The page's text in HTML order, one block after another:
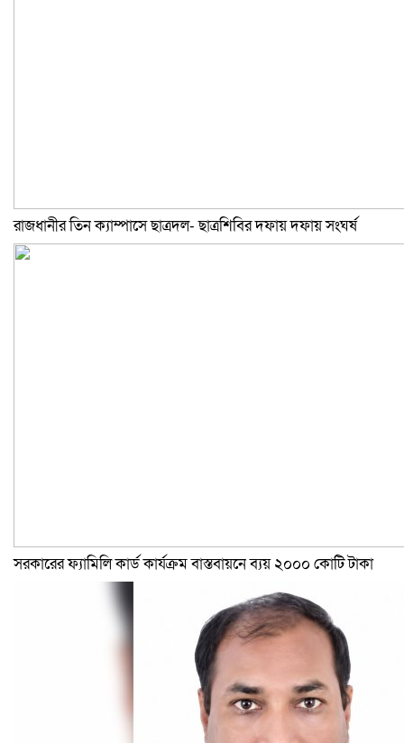
রাজধানীর তিন ক্যাম্পাসে ছাত্রদল- ছাত্রশিবির দফায় দফায় সংঘর্ষ
সরকারের ফ্যামিলি কার্ড কার্যক্রম বাস্তবায়নে ব্যয় ২০০০ কোটি টাকা